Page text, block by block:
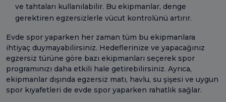
ve tahtaları kullanılabilir. Bu ekipmanlar, denge
gerektiren egzersizlerle vücut kontrolünü artırır.
Evde spor yaparken her zaman tüm bu ekipmanlara
ihtiyaç duymayabilirsiniz. Hedeflerinize ve yapacağınız
egzersiz türüne göre bazı ekipmanları seçerek spor
programınızı daha etkili hale getirebilirsiniz. Ayrıca,
ekipmanlar dışında egzersiz matı, havlu, su şişesi ve uygun
spor kıyafetleri de evde spor yaparken rahatlık sağlar.